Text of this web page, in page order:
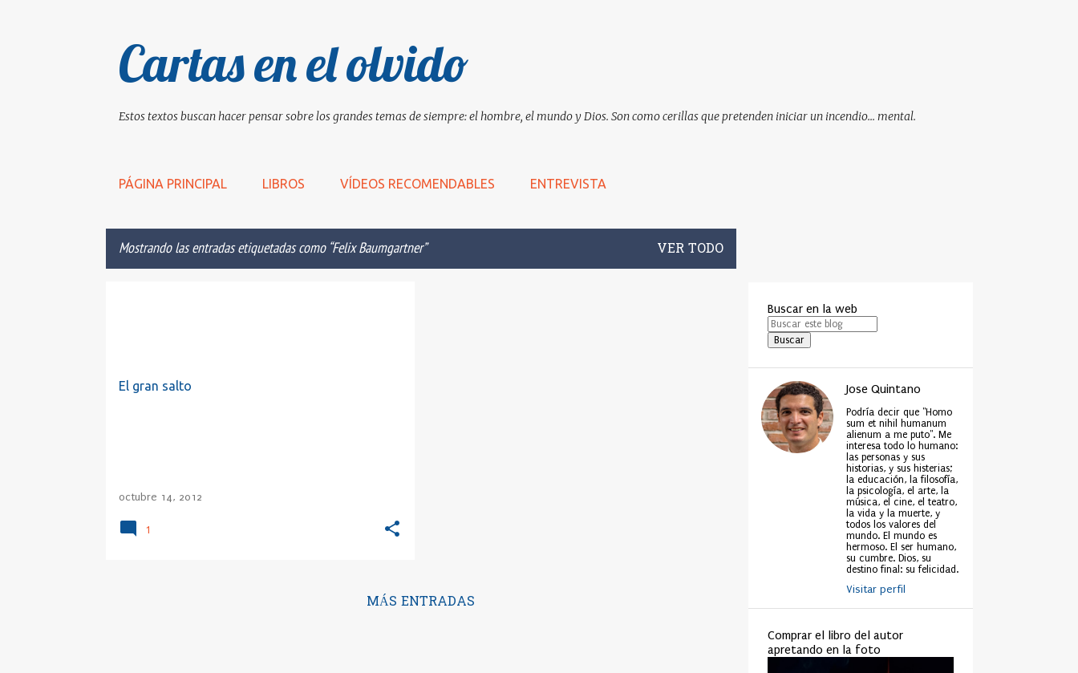
Cartas en el olvido
Estos textos buscan hacer pensar sobre los grandes temas de siempre: el hombre, el mundo y Dios. Son como cerillas que pretenden iniciar un incendio... mental.
PÁGINA PRINCIPAL LIBROS VÍDEOS RECOMENDABLES ENTREVISTA
Mostrando las entradas etiquetadas como Felix Baumgartner VER TODO
El gran salto
octubre 14, 2012
1
MÁS ENTRADAS
Buscar en la web
Jose Quintano
Podría decir que "Homo
sum et nihil humanum
alienum a me puto". Me
interesa todo lo humano:
las personas y sus
historias, y sus histerias;
la educación, la filosofía,
la psicología, el arte, la
música, el cine, el teatro,
la vida y la muerte, y
todos los valores del
mundo. El mundo es
hermoso. El ser humano,
su cumbre. Dios, su
destino final: su felicidad.
Visitar perfil
Comprar el libro del autor
apretando en la foto